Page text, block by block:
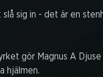
sig in - det är en
gör Magnus A Djuse
hjälmen.